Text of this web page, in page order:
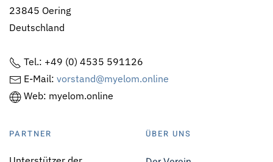
23845 Oering
Deutschland
Tel.: +49 (0) 4535 591126
E-Mail: vorstand@myelom.online
Web: myelom.online
PARTNER ÜBER UNS